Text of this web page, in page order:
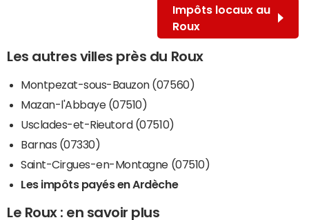
Impôts locaux au
Roux
Les autres villes près du Roux
Montpezat-sous-Bauzon (07560)
Mazan-l'Abbaye (07510)
Usclades-et-Rieutord (07510)
Barnas (07330)
Saint-Cirgues-en-Montagne (07510)
Les impôts payés en Ardèche
Le Roux : en savoir plus